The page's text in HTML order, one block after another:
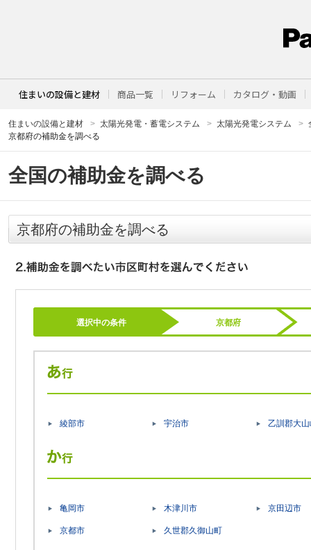
住まいの設備と建材 商品一覧 リフォーム カタログ・動画
住まいの設備と建材 太陽光発電・蓄電システム 太陽光発電システム
京都府の補助金を調べる
全国の補助金を調べる
京都府の補助金を調べる
選択中の条件 京都府
綾部市 宇治市 乙訓郡大
亀岡市 木津川市 京田辺市
京都市 久世郡久御山町